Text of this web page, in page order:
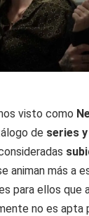
visto como
de series
animan más a
para ellos que
no es apta